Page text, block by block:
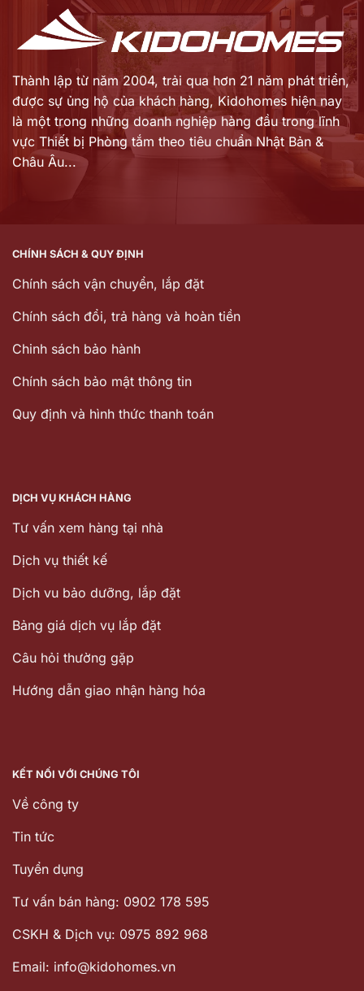
Thành lập từ năm 2004, trải qua hơn 21 năm phát triển,
được sự ủng hộ của khách hàng, Kidohomes hiện nay
là một trong những doanh nghiệp hàng đầu trong lĩnh
vực Thiết bị Phòng tắm theo tiêu chuẩn Nhật Bản &
Châu Âu...
CHÍNH SÁCH & QUY ĐỊNH
Chính sách vận chuyển, lắp đặt
Chính sách đổi, trả hàng và hoàn tiền
Chinh sách bảo hành
Chính sách bảo mật thông tin
Quy định và hình thức thanh toán
DỊCH VỤ KHÁCH HÀNG
Tư vấn xem hàng tại nhà
Dịch vụ thiết kế
Dịch vu bảo dưỡng, lắp đặt
Bảng giá dịch vụ lắp đặt
Câu hỏi thường gặp
Hướng dẫn giao nhận hàng hóa
KẾT NỐI VỚI CHÚNG TÔI
Về công ty
Tin tức
Tuyển dụng
Tư vấn bán hàng: 0902 178 595
CSKH & Dịch vụ: 0975 892 968
Email: info@kidohomes.vn